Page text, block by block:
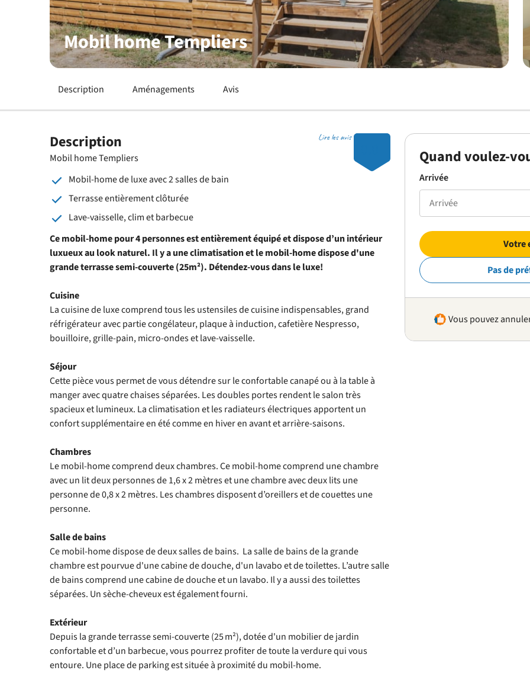
Mobil home Templiers
Description Aménagements Avis
Lire les avis
Description
Mobil home Templiers
Mobil-home de luxe avec 2 salles de bain
Terrasse entièrement clôturée
Lave-vaisselle, clim et barbecue
Ce mobil-home pour 4 personnes est entièrement équipé et dispose d’un intérieur
luxueux au look naturel. Il y a une climatisation et le mobil-home dispose d'une
grande terrasse semi-couverte (25m²). Détendez-vous dans le luxe!
Cuisine
La cuisine de luxe comprend tous les ustensiles de cuisine indispensables, grand
réfrigérateur avec partie congélateur, plaque à induction, cafetière Nespresso,
bouilloire, grille-pain, micro-ondes et lave-vaisselle.
Séjour
Cette pièce vous permet de vous détendre sur le confortable canapé ou à la table à
manger avec quatre chaises séparées. Les doubles portes rendent le salon très
spacieux et lumineux. La climatisation et les radiateurs électriques apportent un
confort supplémentaire en été comme en hiver en avant et arrière-saisons.
Chambres
Le mobil-home comprend deux chambres. Ce mobil-home comprend une chambre
avec un lit deux personnes de 1,6 x 2 mètres et une chambre avec deux lits une
personne de 0,8 x 2 mètres. Les chambres disposent d’oreillers et de couettes une
personne.
Salle de bains
Ce mobil-home dispose de deux salles de bains. La salle de bains de la grande
chambre est pourvue d'une cabine de douche, d'un lavabo et de toilettes. L’autre salle
de bains comprend une cabine de douche et un lavabo. Il y a aussi des toilettes
séparées. Un sèche-cheveux est également fourni.
Extérieur
Depuis la grande terrasse semi-couverte (25 m²), dotée d'un mobilier de jardin
confortable et d’un barbecue, vous pourrez profiter de toute la verdure qui vous
entoure. Une place de parking est située à proximité du mobil-home.
Quand voulez-
Arrivée
Votre
Pas de
Vous pouvez